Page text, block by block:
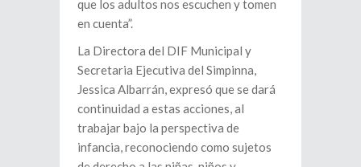
que los adultos nos escuchen y tomen
en cuenta”.
La Directora del DIF Municipal y
Secretaria Ejecutiva del Simpinna,
Jessica Albarrán, expresó que se dará
continuidad a estas acciones, al
trabajar bajo la perspectiva de
infancia, reconociendo como sujetos